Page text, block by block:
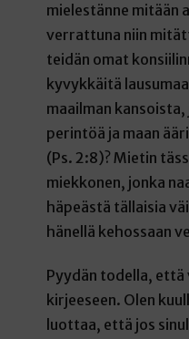
mielestänne mitään
verrattuna niin
teidän omat
kyvykkäitä
maailman
perintöä ja maan
(Ps. 2:8)? Mietin
miekkonen, jonka
häpeästä tällaisia
hänellä kehossaan
Pyydän todella, että
kirjeeseen. Olen
luottaa, että jos